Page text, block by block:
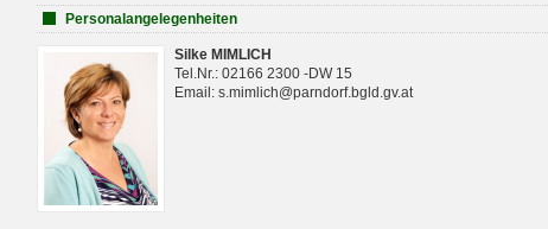
Personalangelegenheiten
Silke MIMLICH
Tel.Nr.: 02166 2300 -DW 15
Email: s.mimlich@parndorf.bgld.gv.at